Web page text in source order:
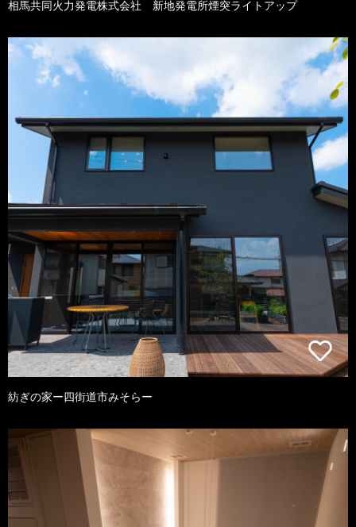
相馬共同火力発電株式会社 新地発電所煙突ライトアップ
紡ぎの家ー四街道市みそらー